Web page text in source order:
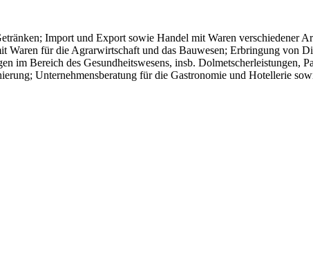
Import und Export sowie Handel mit Waren verschiedener
für die Agrarwirtschaft und das Bauwesen; Erbringung von
im Bereich des Gesundheitswesens, insb. Dolmetscherleistungen,
Unternehmensberatung für die Gastronomie und Hotellerie